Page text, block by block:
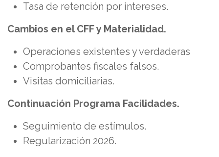
Tasa de retención por intereses.
Cambios en el CFF y Materialidad.
Operaciones existentes y verdaderas
Comprobantes fiscales falsos.
Visitas domiciliarias.
Continuación Programa Facilidades.
Seguimiento de estímulos.
Regularización 2026.